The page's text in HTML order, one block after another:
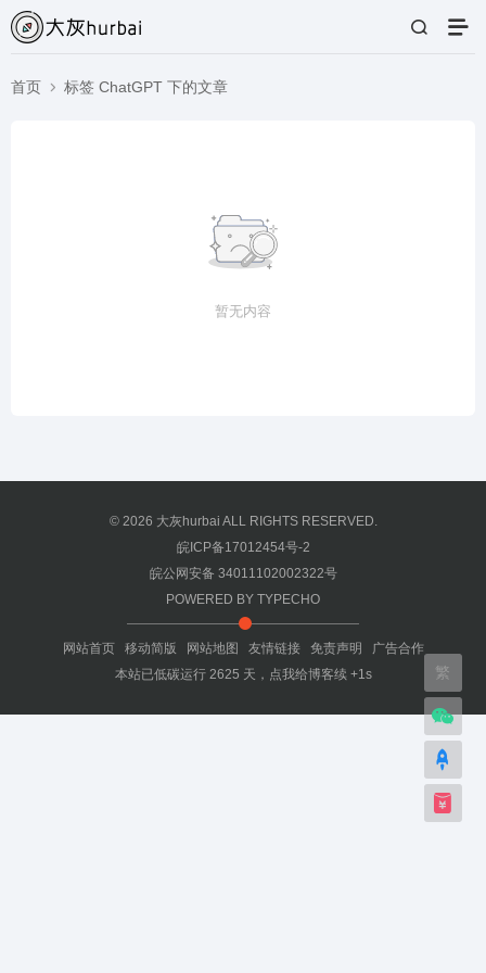
首页 标签 ChatGPT 下的文章
暂无内容
© 2026 大灰hurbai ALL RIGHTS RESERVED.
皖ICP备17012454号-2
皖公网安备 34011102002322号
POWERED BY TYPECHO
网站首页 移动简版 网站地图 友情链接 免责声明
广告合作
本站已低碳运行2625 天， 点我给博客续 +1s 繁